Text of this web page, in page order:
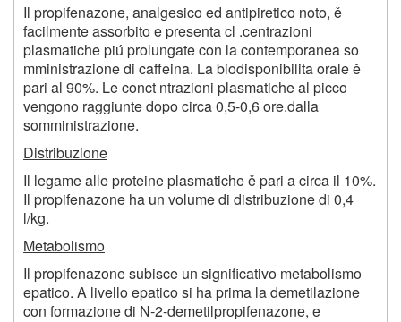
Il propifenazone, analgesico ed antipiretico noto, ě
facilmente assorbito e presenta cl .centrazioni
plasmatiche piú prolungate con la contemporanea so
mministrazione di caffeina. La biodisponibilita orale ě
pari al 90%. Le conct ntrazioni plasmatiche al picco
vengono raggiunte dopo circa 0,5-0,6 ore.dalla
somministrazione.
Distribuzione
Il legame alle proteine plasmatiche ě pari a circa il 10%.
Il propifenazone ha un volume di distribuzione di 0,4
l/kg.
Metabolismo
Il propifenazone subisce un significativo metabolismo
epatico. A livello epatico si ha prima la demetilazione
con formazione di N-2-demetilpropifenazone, e